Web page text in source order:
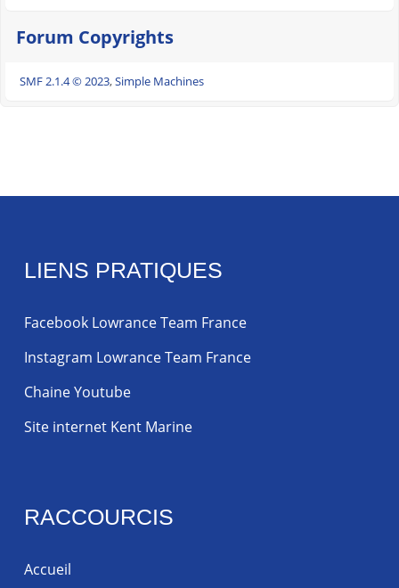
Forum Copyrights
SMF 2.1.4 © 2023,Simple Machines
LIENS PRATIQUES
Facebook Lowrance Team France
Instagram Lowrance Team France
Chaine Youtube
Site internet Kent Marine
RACCOURCIS
Accueil